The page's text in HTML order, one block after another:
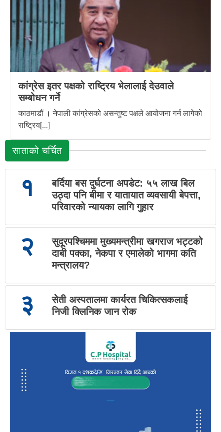
कांग्रेस इतर पक्षको राष्ट्रिय भेलालाई देउवाले
सम्बोधन गर्ने
काठमाडौं । नेपाली कांग्रेसको असन्तुष्ट पक्षले आयोजना गर्न लागेको
राष्ट्रिय[...]
साताको चर्चित
१
बर्दिया बस दुर्घटना अपडेट: ५५ लाख बिल
उठ्दा पनि बीमा र यातायात व्यवसायी बेपत्ता,
परिवारको न्यायका लागि गुहार
२
सुदूरपश्चिममा मुख्यमन्त्रीमा खगराज भट्टको
दाबी पक्का, नेकपा र एमालेको भागमा कति
मन्त्रालय?
३
सेती अस्पतालमा कार्यरत चिकित्सकलाई
निजी क्लिनिक जान रोक